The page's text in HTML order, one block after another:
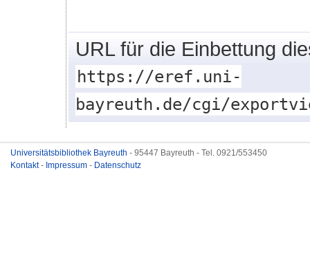
URL für die Einbettung
https://eref.uni-
bayreuth.de/cgi/
Universitätsbibliothek Bayreuth - 95447 Bayreuth - Tel. 0921/553450
Kontakt- Impressum - Datenschutz